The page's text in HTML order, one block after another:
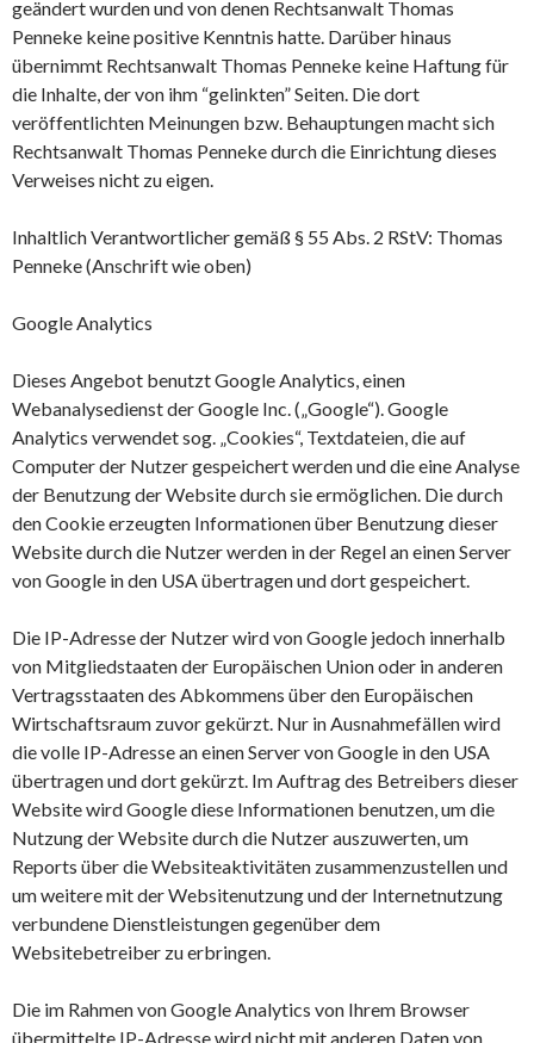
geändert wurden und von denen Rechtsanwalt Thomas
Penneke keine positive Kenntnis hatte. Darüber hinaus
übernimmt Rechtsanwalt Thomas Penneke keine Haftung für
die Inhalte, der von ihm “gelinkten” Seiten. Die dort
veröffentlichten Meinungen bzw. Behauptungen macht sich
Rechtsanwalt Thomas Penneke durch die Einrichtung dieses
Verweises nicht zu eigen.
Inhaltlich Verantwortlicher gemäß § 55 Abs. 2 RStV: Thomas
Penneke (Anschrift wie oben)
Google Analytics
Dieses Angebot benutzt Google Analytics, einen
Webanalysedienst der Google Inc. („Google“). Google
Analytics verwendet sog. „Cookies“, Textdateien, die auf
Computer der Nutzer gespeichert werden und die eine Analyse
der Benutzung der Website durch sie ermöglichen. Die durch
den Cookie erzeugten Informationen über Benutzung dieser
Website durch die Nutzer werden in der Regel an einen Server
von Google in den USA übertragen und dort gespeichert.
Die IP-Adresse der Nutzer wird von Google jedoch innerhalb
von Mitgliedstaaten der Europäischen Union oder in anderen
Vertragsstaaten des Abkommens über den Europäischen
Wirtschaftsraum zuvor gekürzt. Nur in Ausnahmefällen wird
die volle IP-Adresse an einen Server von Google in den USA
übertragen und dort gekürzt. Im Auftrag des Betreibers dieser
Website wird Google diese Informationen benutzen, um die
Nutzung der Website durch die Nutzer auszuwerten, um
Reports über die Websiteaktivitäten zusammenzustellen und
um weitere mit der Websitenutzung und der Internetnutzung
verbundene Dienstleistungen gegenüber dem
Websitebetreiber zu erbringen.
Die im Rahmen von Google Analytics von Ihrem Browser
übermittelte IP-Adresse wird nicht mit anderen Daten von